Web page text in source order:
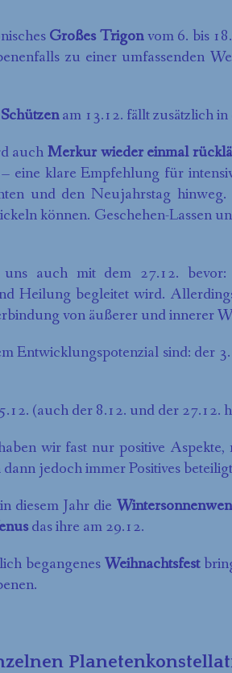
Großes Trigonvom 6. bis
zu einer umfassenden
am 13.12. fällt zusätzlich in
auchMerkur wieder einmal
eine klare Empfehlung für
und den Neujahrstag
können. Geschehen-Lassen
uns auch mit dem 27.12.
Heilung begleitet wird.
von äußerer und innerer
Entwicklungspotenzial sind: der
(auch der 8.12. und der 27.12.
wir fast nur positive Aspekte,
jedoch immer Positives
diesem Jahr die
das ihre am 29.12.
begangenesWeihnachtsfest